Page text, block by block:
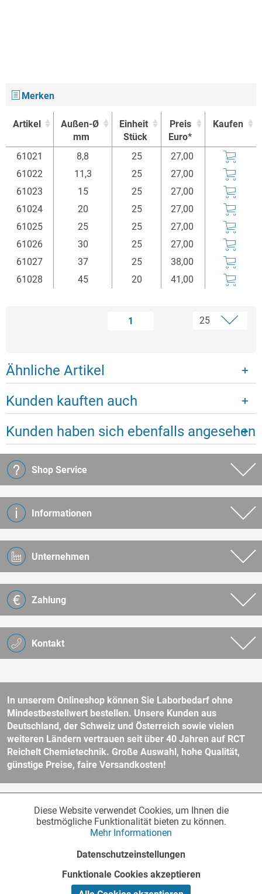
Merken
Artikel
Außen-Ø
mm
Einheit
Stück
Preis
Euro*
Kaufen
Artikel
Außen-Ø
Einheit
Preis
Kaufen
61021 8,8 25
27,00
61022
11,3 25
27,00
61023
15 25
27,00
61024
20 25
27,00
61025
25 25
27,00
61026
30 25
27,00
61027
37 25
38,00
61028
45 20 41,00
1
Ähnliche Artikel
Kunden kauften auch
Kunden haben sich ebenfalls angesehen
Kontakt
Shop Service
Informationen
Unternehmen
Zahlung
In unserem Onlineshop können Sie Laborbedarf ohne
Mindestbestellwert bestellen. Unsere Kunden aus
Deutschland, der Schweiz und Österreich sowie vielen
weiteren Ländern vertrauen seit über 40 Jahren auf RCT
Reichelt Chemietechnik. Große Auswahl, hohe Qualität,
günstige Preise, faire Versandkosten!
und ggf. Nachnahmegebühren, wenn nicht anders beschrieben.
Unser Webshop richtet sich an Unternehmer, öffentliche Institute und
andere gewerbliche Kunden im Sinne des § 14 BGB. Kein Verkauf an
für weitere Informationen.
Funktionale Aktiv
Inaktiv
Diese Website verwendet Cookies, um Ihnen die
bestmögliche Funktionalität bieten zu können.
Mehr Informationen
Datenschutzeinstellungen
Funktionale Cookies akzeptieren